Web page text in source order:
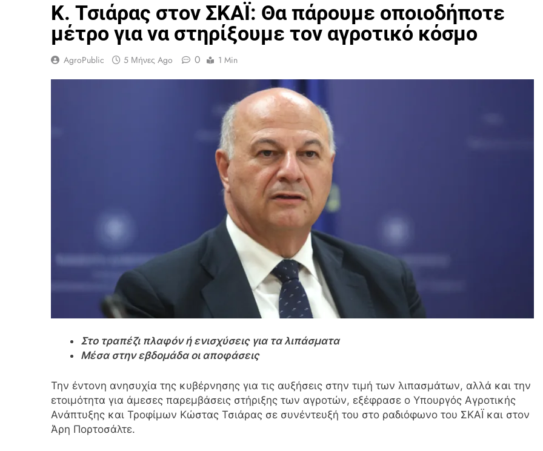
Κ. Τσιάρας στον ΣΚΑΪ: Θα πάρουμε οποιοδήποτε
μέτρο για να στηρίξουμε τον αγροτικό κόσμο
AgroPublic 5 Μήνες Ago 0 1 Min
Στο τραπέζι πλαφόν ή ενισχύσεις για τα λιπάσματα
Μέσα στην εβδομάδα οι αποφάσεις
Την έντονη ανησυχία της κυβέρνησης για τις αυξήσεις στην τιμή των λιπασμάτων, αλλά και την
ετοιμότητα για άμεσες παρεμβάσεις στήριξης των αγροτών, εξέφρασε ο Υπουργός Αγροτικής
Ανάπτυξης και Τροφίμων Κώστας Τσιάρας σε συνέντευξή του στο ραδιόφωνο του ΣΚΑΪ και στον
Άρη Πορτοσάλτε.